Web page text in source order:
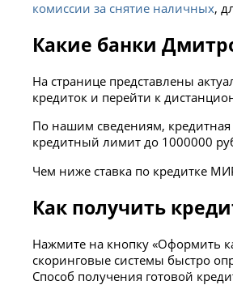
комиссии за снятие наличных,
Какие банки
На странице представлены
кредиток и перейти к
По нашим сведениям, кредитная
кредитный лимит до 1000000
Чем ниже ставка по кредитке
Как получить
Нажмите на кнопку «Оформить
скоринговые системы быстро
Способ получения готовой